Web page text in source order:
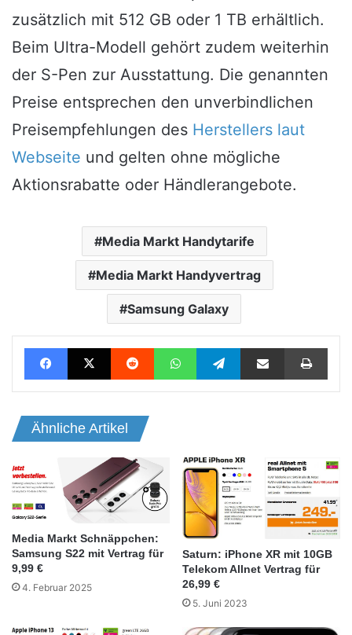
zusätzlich mit 512 GB oder 1 TB erhältlich.
Beim Ultra-Modell gehört zudem weiterhin
der S-Pen zur Ausstattung. Die genannten
Preise entsprechen den unverbindlichen
Preisempfehlungen des Herstellers laut
Webseite und gelten ohne mögliche
Aktionsrabatte oder Händlerangebote.
Media Markt Handytarife
Media Markt Handyvertrag
Samsung Galaxy
Facebook X Reddit WhatsApp Telegram Teile per E-Mail
Ähnliche Artikel
Media Markt Schnäppchen:
Samsung S22 mit Vertrag für
9,99 €
4. Februar 2025
Saturn: iPhone XR mit 10GB
Telekom Allnet Vertrag für
26,99 €
5. Juni 2023